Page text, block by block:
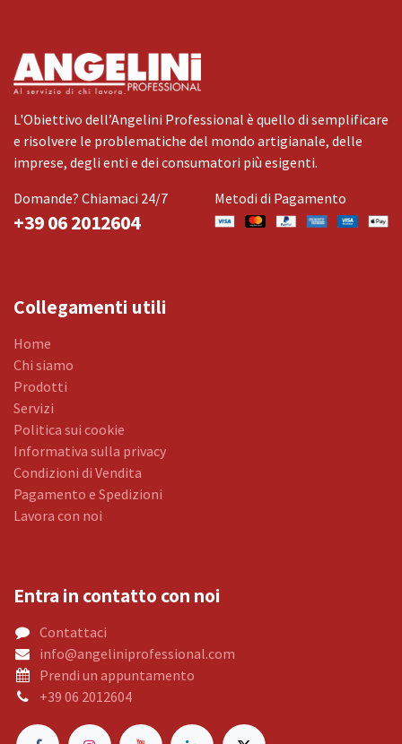
L'Obiettivo dell’Angelini Professional è quello di semplificare
e risolvere le problematiche del mondo artigianale, delle
imprese, degli enti e dei consumatori più esigenti.
Domande? Chiamaci 24/7
+39 06 2012604
Metodi di Pagamento
Collegamenti utili
Home
Chi siamo
Prodotti
Servizi
Politica sui cookie
Informativa sulla privacy
Condizioni di Vendita
Pagamento e Spedizioni
Lavora con noi
Entra in contatto con noi
Contattaci
info@angeliniprofessional.com
Prendi un appuntamento
+39 06 2012604